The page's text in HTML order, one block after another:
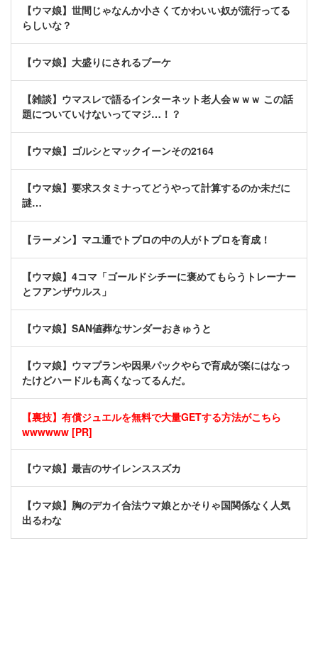
【ウマ娘】世間じゃなんか小さくてかわいい奴が流行ってる
らしいな？
【ウマ娘】大盛りにされるブーケ
【雑談】ウマスレで語るインターネット老人会ｗｗｗ この話
題についていけないってマジ…！？
【ウマ娘】ゴルシとマックイーンその2164
【ウマ娘】要求スタミナってどうやって計算するのか未だに
謎…
【ラーメン】マユ通でトプロの中の人がトプロを育成！
【ウマ娘】4コマ「ゴールドシチーに褒めてもらうトレーナー
とフアンザウルス」
【ウマ娘】SAN値葬なサンダーおきゅうと
【ウマ娘】ウマプランや因果パックやらで育成が楽にはなっ
たけどハードルも高くなってるんだ。
【裏技】有償ジュエルを無料で大量GETする方法がこちら
wwwwww [PR]
【ウマ娘】最吉のサイレンススズカ
【ウマ娘】胸のデカイ合法ウマ娘とかそりゃ国関係なく人気
出るわな